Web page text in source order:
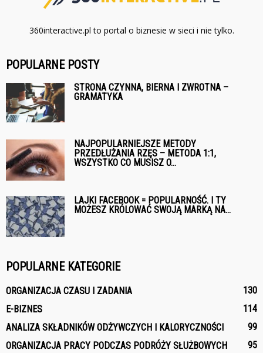
360interactive.pl to portal o biznesie w sieci i nie tylko.
POPULARNE POSTY
STRONA CZYNNA, BIERNA I ZWROTNA –
GRAMATYKA
NAJPOPULARNIEJSZE METODY
PRZEDŁUŻANIA RZĘS – METODA 1:1,
WSZYSTKO CO MUSISZ O...
LAJKI FACEBOOK = POPULARNOŚĆ. I TY
MOŻESZ KRÓLOWAĆ SWOJĄ MARKĄ NA...
POPULARNE KATEGORIE
ORGANIZACJA CZASU I ZADANIA
130
E-BIZNES
114
ANALIZA SKŁADNIKÓW ODŻYWCZYCH I KALORYCZNOŚCI
99
ORGANIZACJA PRACY PODCZAS PODRÓŻY SŁUŻBOWYCH
95